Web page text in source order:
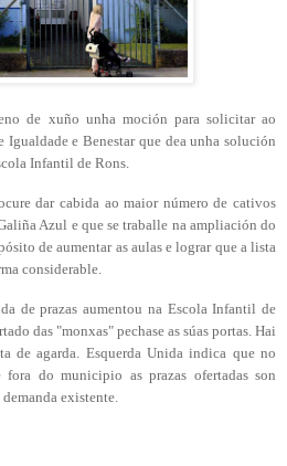
de xuño unha moción para solicitar ao
Igualdade e Benestar que dea unha solución
Infantil de Rons.
dar cabida ao maior número de cativos
Azul e que se traballe na ampliación do
de aumentar as aulas e lograr que a lista
considerable.
de prazas aumentou na Escola Infantil de
das "monxas" pechase as súas portas. Hai
de agarda. Esquerda Unida indica que no
do municipio as prazas ofertadas son
existente.